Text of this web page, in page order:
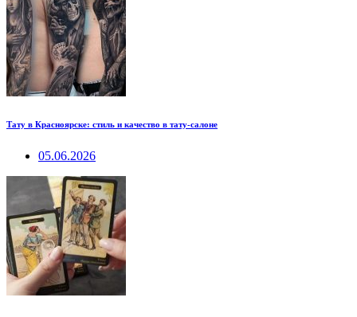
Тату в Красноярске: стиль и качество в тату-салоне
05.06.2026